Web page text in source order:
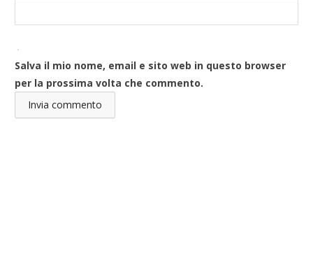
Salva il mio nome, email e sito web in questo browser
per la prossima volta che commento.